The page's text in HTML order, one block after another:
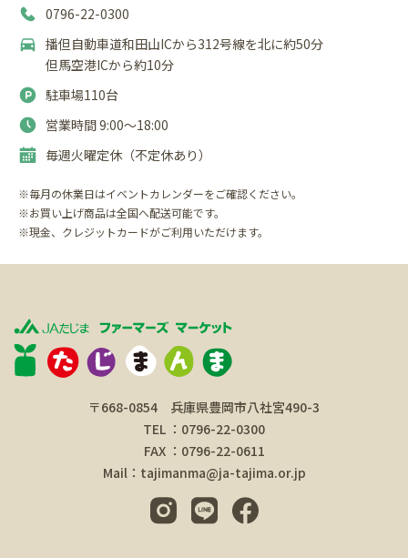
0796-22-0300
播但自動車道和田山ICから312号線を北に約50分
但馬空港ICから約10分
駐車場110台
営業時間 9:00〜18:00
毎週火曜定休（不定休あり）
※毎月の休業日はイベントカレンダーをご確認ください。
※お買い上げ商品は全国へ配送可能です。
※現金、クレジットカードがご利用いただけます。
〒668-0854 兵庫県豊岡市八社宮490-3
TEL ：0796-22-0300
FAX ：0796-22-0611
Mail：tajimanma@ja-tajima.or.jp